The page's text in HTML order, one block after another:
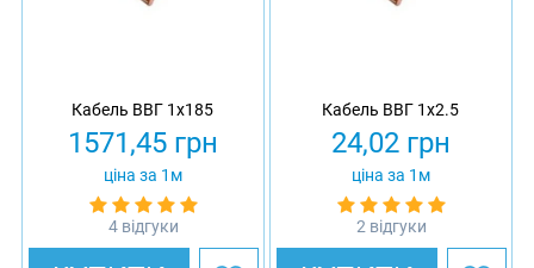
Кабель ВВГ 1х185
1571,45 грн
ціна за 1м
4 відгуки
Кабель ВВГ 1х2.5
24,02 грн
ціна за 1м
2 відгуки